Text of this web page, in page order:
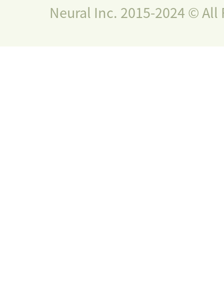
Neural Inc. 2015-2024 © All